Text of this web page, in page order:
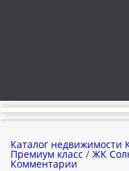
Каталог недвижимости
Премиум класс / ЖК
Комментарии